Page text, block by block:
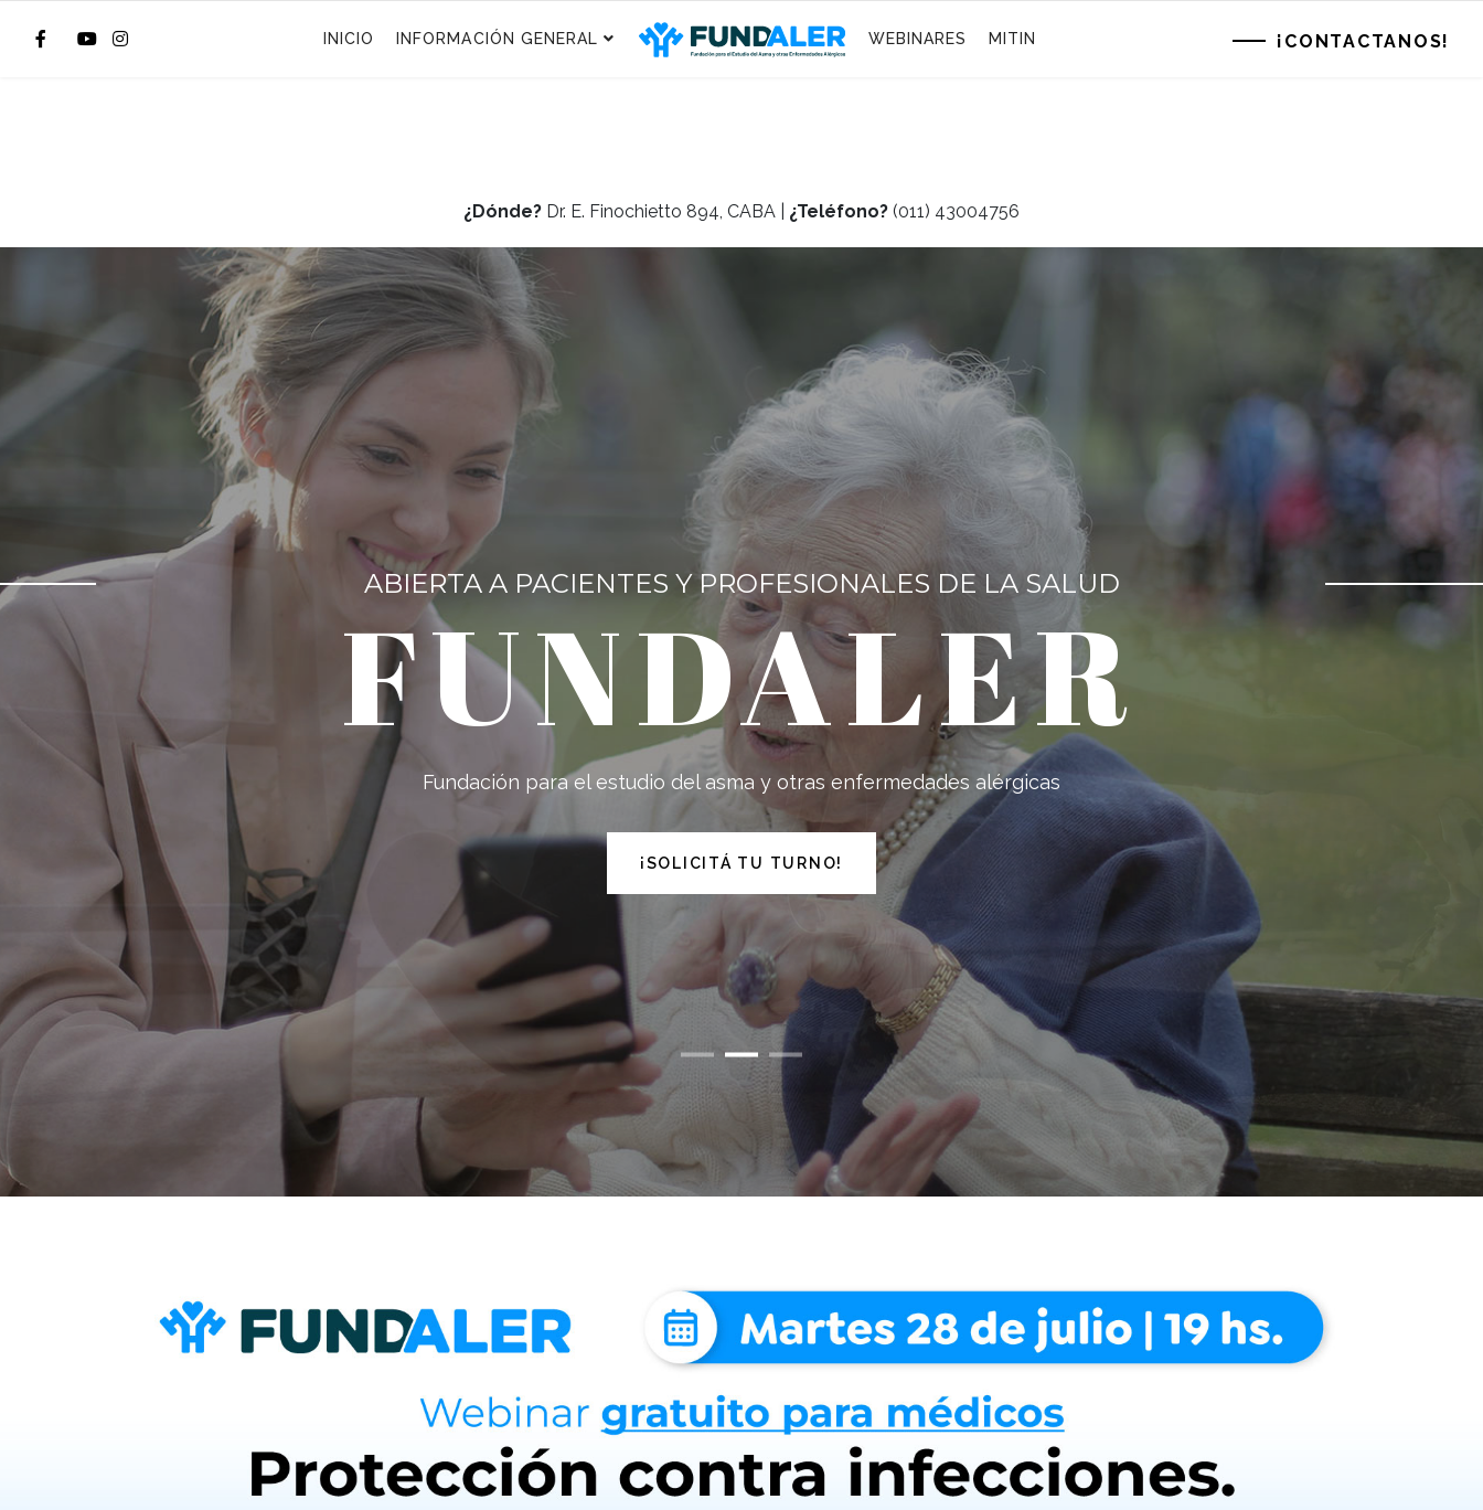
INICIO INFORMACIÓN GENERAL WEBINARES MITIN ¡CONTACTANOS!
¿Dónde? Dr. E. Finochietto 894, CABA | ¿Teléfono? (011) 43004756
ABIERTA A PACIENTES Y PROFESIONALES DE LA SALUD
FUNDALER
Fundación para el estudio del asma y otras enfermedades alérgicas
¡SOLICITÁ TU TURNO!